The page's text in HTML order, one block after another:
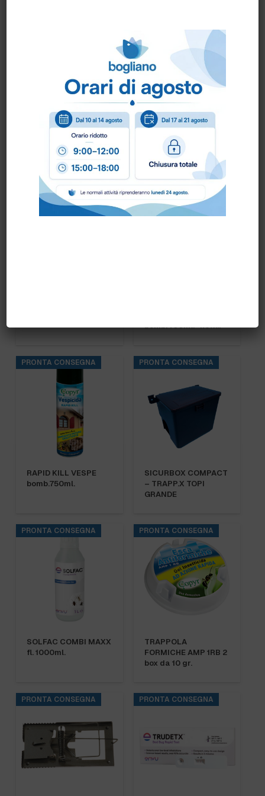
IRON TRAP trappola
topi ART.2530376
PRONTA CONSEGNA
K-OTHRINE FLOW 25
flacone lt.1
PRONTA CONSEGNA PRONTA CONSEGNA
bomb.400ml. “new…
PRONTA CONSEGNA
RAPID KILL VESPE
bomb.750ml.
PRONTA CONSEGNA
SICURBOX COMPACT
– TRAPP.X TOPI
GRANDE
PRONTA CONSEGNA
SOLFAC COMBI MAXX
fl. 1000ml.
PRONTA CONSEGNA
TRAPPOLA
FORMICHE AMP 1RB 2
box da 10 gr.
PRONTA CONSEGNA PRONTA CONSEGNA